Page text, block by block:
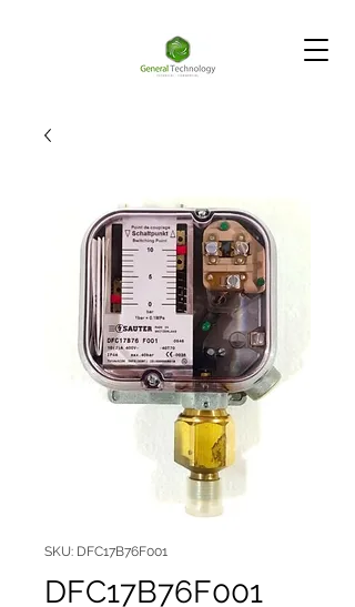
SKU: DFC17B76F001
DFC17B76F001